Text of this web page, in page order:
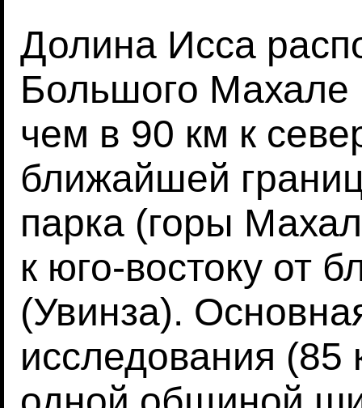
Долина Исса
Большого Махале
чем в 90 км к
ближайшей
парка (горы
к юго-востоку от
(Увинза).
исследования (85